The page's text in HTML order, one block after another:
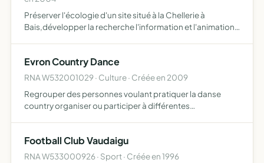
Préserver l'écologie d'un site situé à la Chellerie à
Bais,développer la recherche l'information et l'animation
Evron Country Dance
RNA W532001029 · Culture · Créée en 2009
Regrouper des personnes voulant pratiquer la danse
country organiser ou participer à différentes
Football Club Vaudaigu
RNA W533000926 · Sport · Créée en 1996